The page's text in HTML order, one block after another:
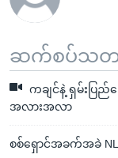
ဆက်စပ်သတင်
ကချင်နဲ့ ရှမ်းပြည်မ
အလားအလာ
စစ်ရှောင်အခက်အခဲ